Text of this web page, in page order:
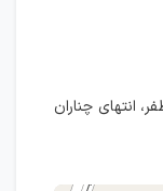
انتهای چناران